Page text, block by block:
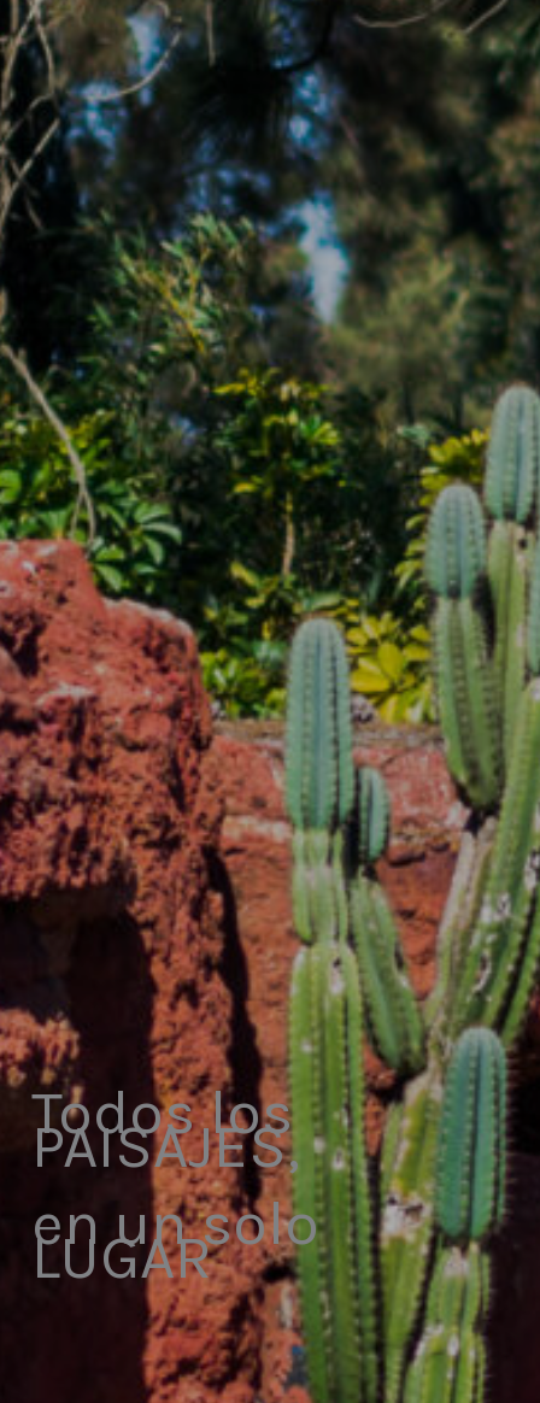
Todos los
PAISAJES,
en un solo
LUGAR